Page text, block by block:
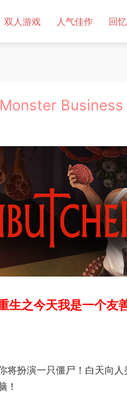
双人游戏 人气佳作 回
之今天我是一个友
将扮演一只僵尸！白天向
！